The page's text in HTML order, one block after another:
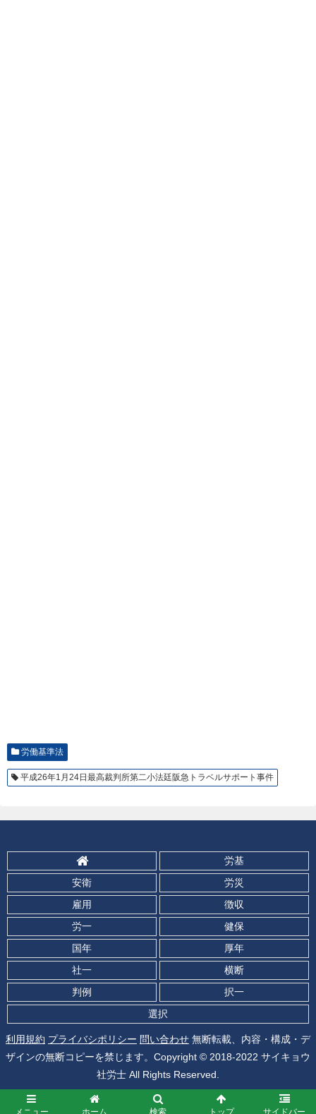
労働基準法
平成26年1月24日最高裁判所第二小法廷阪急トラベルサポート事件
労基
安衛
労災
雇用
徴収
労一
健保
国年
厚年
社一
横断
判例
択一
選択
利用規約 プライバシポリシー 問い合わせ 無断転載、内容・構成・デ
ザインの無断コピーを禁じます。Copyright © 2018-2022 サイキョウ
社労士 All Rights Reserved.
メニュー ホーム 検索 トップ サイドバー